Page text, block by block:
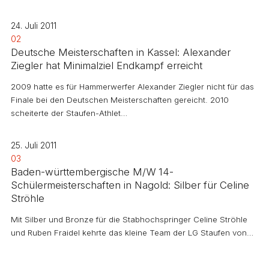
24. Juli 2011
02
Deutsche Meisterschaften in Kassel: Alexander
Ziegler hat Minimalziel Endkampf erreicht
2009 hatte es für Hammerwerfer Alexander Ziegler nicht für das
Finale bei den Deutschen Meisterschaften gereicht. 2010
scheiterte der Staufen-Athlet…
25. Juli 2011
03
Baden-württembergische M/W 14-
Schülermeisterschaften in Nagold: Silber für Celine
Ströhle
Mit Silber und Bronze für die Stabhochspringer Celine Ströhle
und Ruben Fraidel kehrte das kleine Team der LG Staufen von…